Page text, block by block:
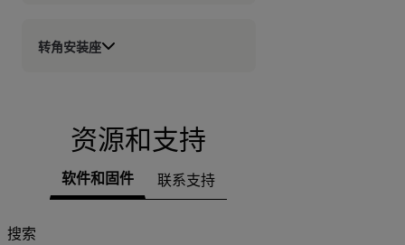
转角安装座
资源和支持
软件和固件 联系支持
搜索